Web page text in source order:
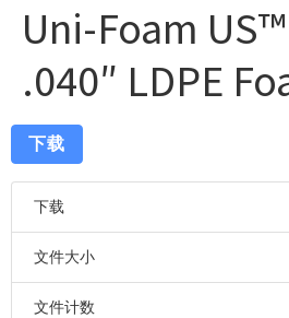
Uni-Foam
.040″ LDPE
下载
下载
文件大小
文件计数